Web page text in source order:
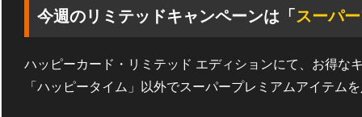
今週のリミテッドキャンペーンは「 スーパ
ハッピーカード・リミテッド エディションにて、お得な
「ハッピータイム」以外でスーパープレミアムアイテム